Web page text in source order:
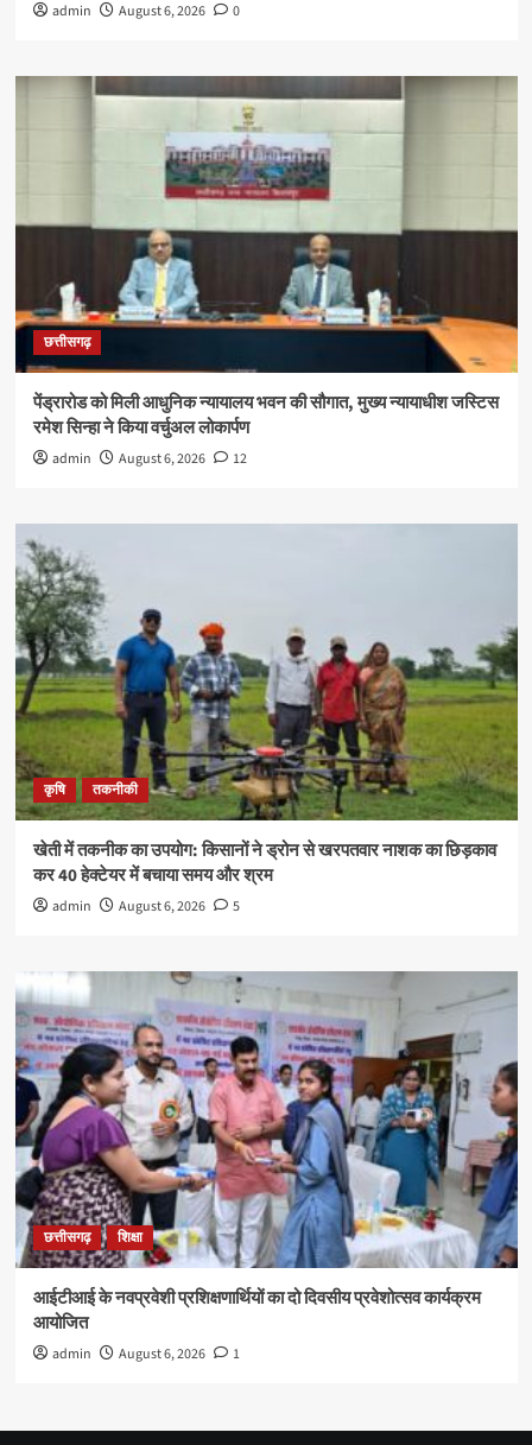
admin August 6, 2026 0
छत्तीसगढ़
पेंड्रारोड को मिली आधुनिक न्यायालय भवन की सौगात, मुख्य न्यायाधीश जस्टिस
रमेश सिन्हा ने किया वर्चुअल लोकार्पण
admin August 6, 2026 12
कृषि तकनीकी
खेती में तकनीक का उपयोग: किसानों ने ड्रोन से खरपतवार नाशक का छिड़काव
कर 40 हेक्टेयर में बचाया समय और श्रम
admin August 6, 2026 5
छत्तीसगढ़ शिक्षा
आईटीआई के नवप्रवेशी प्रशिक्षणार्थियों का दो दिवसीय प्रवेशोत्सव कार्यक्रम
आयोजित
admin August 6, 2026 1